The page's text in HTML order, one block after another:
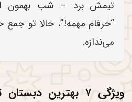
تیمش برد – شب بهمون
“حرفام مهمه!”، حالا تو جمع
می‌ندازه.
ویژگی ۷ بهترین